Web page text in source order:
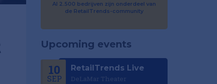
Al 2.500 bedrijven zijn onderdeel van
de RetailTrends-community
Upcoming events
10
SEP
RetailTrends Live
DeLaMar Theater